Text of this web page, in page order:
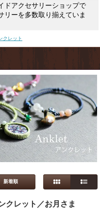
ドアクセサリーショップで
リーを多数取り揃えていま
クレット
新着順
クレット／お月さま